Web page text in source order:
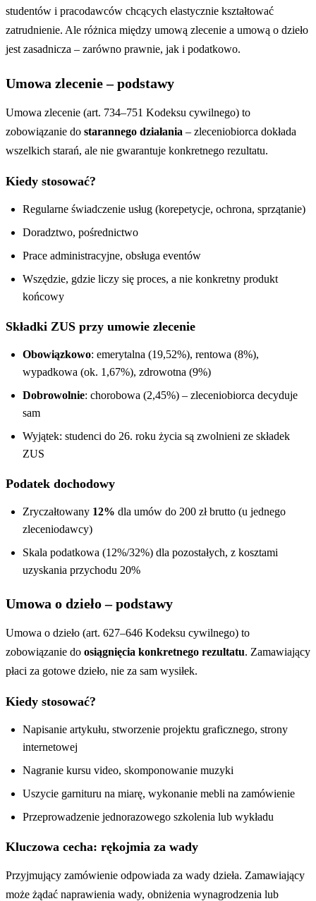
studentów i pracodawców chcących elastycznie kształtować
zatrudnienie. Ale różnica między umową zlecenie a umową o dzieło
jest zasadnicza – zarówno prawnie, jak i podatkowo.
Umowa zlecenie – podstawy
Umowa zlecenie (art. 734–751 Kodeksu cywilnego) to
zobowiązanie do starannego działania – zleceniobiorca dokłada
wszelkich starań, ale nie gwarantuje konkretnego rezultatu.
Kiedy stosować?
Regularne świadczenie usług (korepetycje, ochrona, sprzątanie)
Doradztwo, pośrednictwo
Prace administracyjne, obsługa eventów
Wszędzie, gdzie liczy się proces, a nie konkretny produkt
końcowy
Składki ZUS przy umowie zlecenie
Obowiązkowo: emerytalna (19,52%), rentowa (8%),
wypadkowa (ok. 1,67%), zdrowotna (9%)
Dobrowolnie: chorobowa (2,45%) – zleceniobiorca decyduje
sam
Wyjątek: studenci do 26. roku życia są zwolnieni ze składek
ZUS
Podatek dochodowy
Zryczałtowany 12% dla umów do 200 zł brutto (u jednego
zleceniodawcy)
Skala podatkowa (12%/32%) dla pozostałych, z kosztami
uzyskania przychodu 20%
Umowa o dzieło – podstawy
Umowa o dzieło (art. 627–646 Kodeksu cywilnego) to
zobowiązanie do osiągnięcia konkretnego rezultatu. Zamawiający
płaci za gotowe dzieło, nie za sam wysiłek.
Kiedy stosować?
Napisanie artykułu, stworzenie projektu graficznego, strony
internetowej
Nagranie kursu video, skomponowanie muzyki
Uszycie garnituru na miarę, wykonanie mebli na zamówienie
Przeprowadzenie jednorazowego szkolenia lub wykładu
Kluczowa cecha: rękojmia za wady
Przyjmujący zamówienie odpowiada za wady dzieła. Zamawiający
może żądać naprawienia wady, obniżenia wynagrodzenia lub